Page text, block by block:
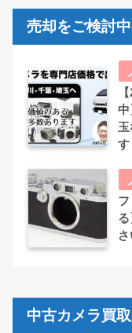
売却をご検討
中
す
さ
中古カメラ買